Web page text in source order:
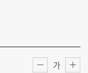
가